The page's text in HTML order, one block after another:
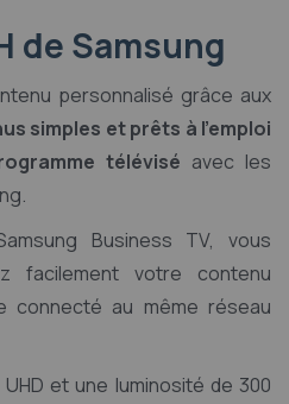
de Samsung
personnalisé grâce aux
simples et prêts à l'emploi
télévisé avec les
Business TV, vous
facilement votre contenu
connecté au même réseau
et une luminosité de 300